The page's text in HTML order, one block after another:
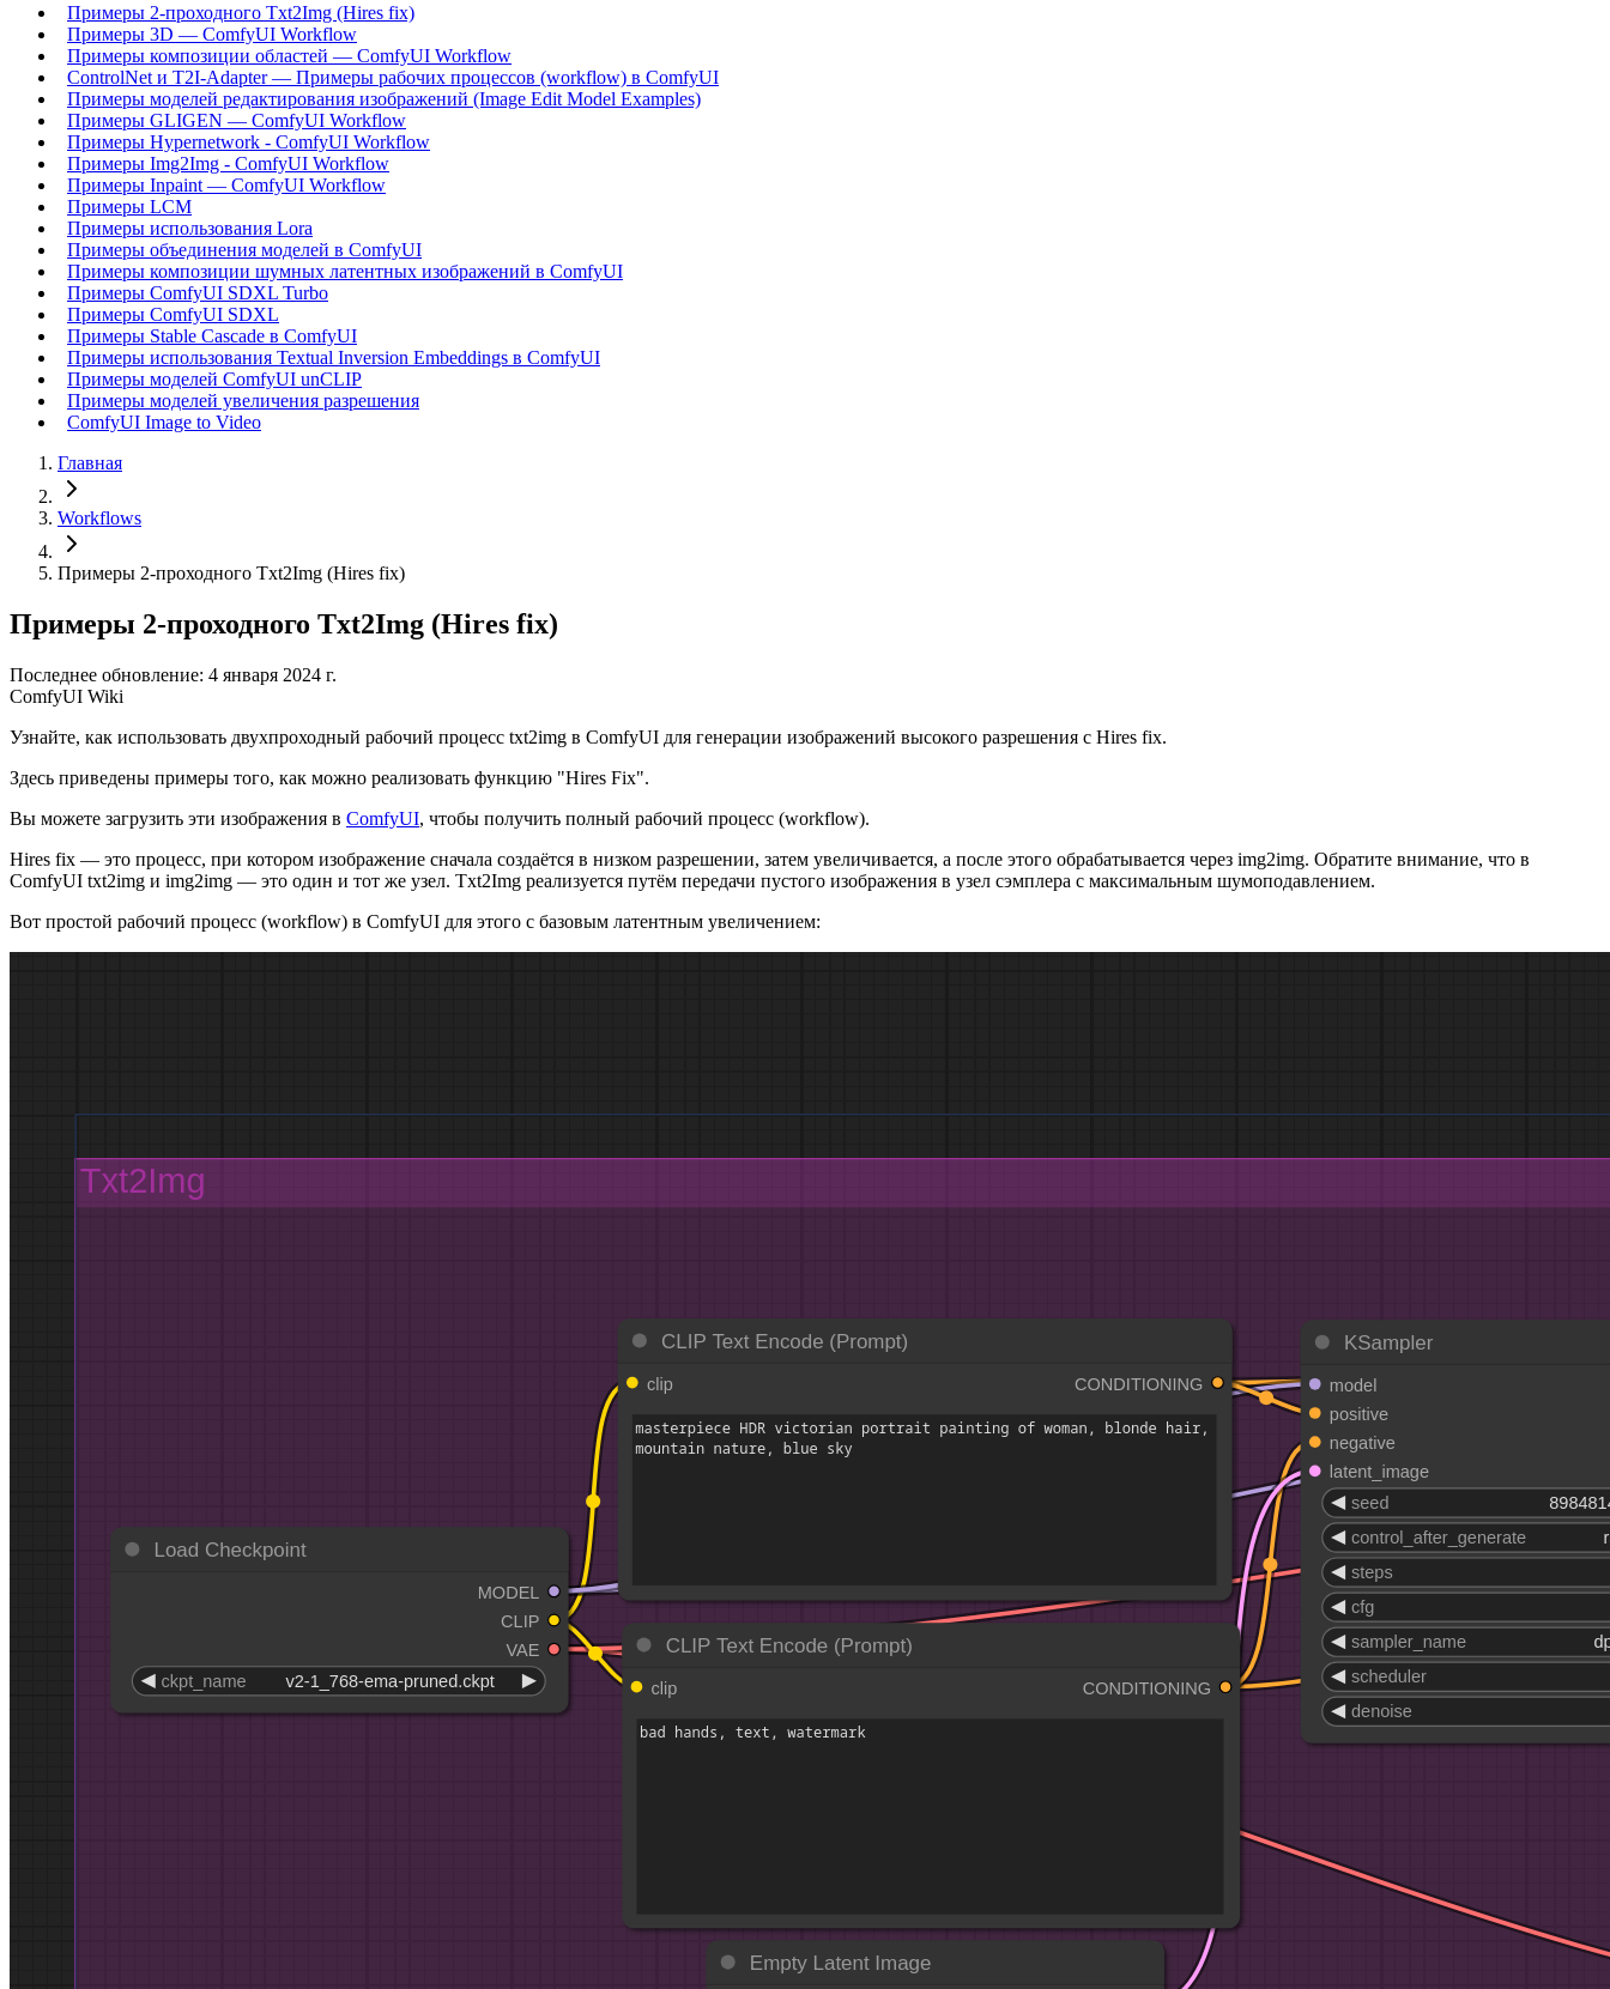
Примеры 2-проходного Txt2Img (Hires fix)
Примеры 3D — ComfyUI Workflow
Примеры композиции областей — ComfyUI Workflow
ControlNet и T2I-Adapter — Примеры рабочих процессов (workflow) в ComfyUI
Примеры моделей редактирования изображений (Image Edit Model Examples)
Примеры GLIGEN — ComfyUI Workflow
Примеры Hypernetwork - ComfyUI Workflow
Примеры Img2Img - ComfyUI Workflow
Примеры Inpaint — ComfyUI Workflow
Примеры LCM
Примеры использования Lora
Примеры объединения моделей в ComfyUI
Примеры композиции шумных латентных изображений в ComfyUI
Примеры ComfyUI SDXL Turbo
Примеры ComfyUI SDXL
Примеры Stable Cascade в ComfyUI
Примеры использования Textual Inversion Embeddings в ComfyUI
Примеры моделей ComfyUI unCLIP
Примеры моделей увеличения разрешения
ComfyUI Image to Video
Главная
Workflows
Примеры 2-проходного Txt2Img (Hires fix)
Примеры 2-проходного Txt2Img (Hires fix)
Последнее обновление: 4 января 2024 г.
ComfyUI Wiki
Узнайте, как использовать двухпроходный рабочий процесс txt2img в ComfyUI для генерации изображений высокого разрешения с Hires fix.
Здесь приведены примеры того, как можно реализовать функцию "Hires Fix".
Вы можете загрузить эти изображения в ComfyUI, чтобы получить полный рабочий процесс (workflow).
Hires fix — это процесс, при котором изображение сначала создаётся в низком разрешении, затем увеличивается, а после этого обрабатывается через img2img. Обратите внимание, что в
ComfyUI txt2img и img2img — это один и тот же узел. Txt2Img реализуется путём передачи пустого изображения в узел сэмплера с максимальным шумоподавлением.
Вот простой рабочий процесс (workflow) в ComfyUI для этого с базовым латентным увеличением: